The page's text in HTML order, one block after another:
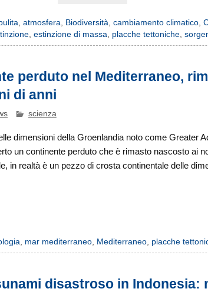
,atmosfera Biodiversità ,cambiamento climatico ,
,estinzione di massa, placche tettoniche,
perduto nel Mediterraneo,
di anni
scienza
dimensioni della Groenlandia noto come Greater
un continente perduto che è rimasto nascosto ai
in realtà è un pezzo di crosta continentale delle
mar mediterraneo Mediterraneo placche
disastroso in Indonesia: